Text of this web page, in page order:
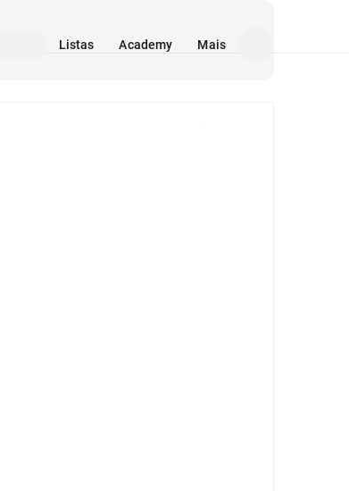
Listas Academy Mais